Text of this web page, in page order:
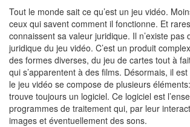
Tout le monde sait ce qu’est un jeu vidéo.
ceux qui savent comment il fonctionne. Et
connaissent sa valeur juridique. Il n’existe pas
juridique du jeu vidéo. C’est un produit
des formes diverses, du jeu de cartes tout à
qui s’apparentent à des films. Désormais, il
le jeu vidéo se compose de plusieurs
trouve toujours un logiciel. Ce logiciel est
programmes de traitement qui, par leur
images et éventuellement des sons.